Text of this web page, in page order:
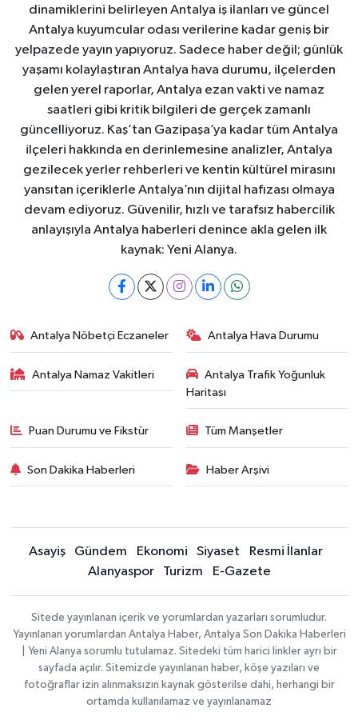
dinamiklerini belirleyen Antalya iş ilanları ve güncel
Antalya kuyumcular odası verilerine kadar geniş bir
yelpazede yayın yapıyoruz. Sadece haber değil; günlük
yaşamı kolaylaştıran Antalya hava durumu, ilçelerden
gelen yerel raporlar, Antalya ezan vakti ve namaz
saatleri gibi kritik bilgileri de gerçek zamanlı
güncelliyoruz. Kaş’tan Gazipaşa’ya kadar tüm Antalya
ilçeleri hakkında en derinlemesine analizler, Antalya
gezilecek yerler rehberleri ve kentin kültürel mirasını
yansıtan içeriklerle Antalya’nın dijital hafızası olmaya
devam ediyoruz. Güvenilir, hızlı ve tarafsız habercilik
anlayışıyla Antalya haberleri denince akla gelen ilk
kaynak: Yeni Alanya.
Antalya Nöbetçi Eczaneler Antalya Hava Durumu
Antalya Namaz Vakitleri
Antalya Trafik Yoğunluk
Haritası
Puan Durumu ve Fikstür Tüm Manşetler
Son Dakika Haberleri Haber Arşivi
Asayiş Gündem Ekonomi Siyaset
Resmi İlanlar
Alanyaspor
Turizm E-Gazete
Sitede yayınlanan içerik ve yorumlardan yazarları sorumludur.
Yayınlanan yorumlardan Antalya Haber, Antalya Son Dakika Haberleri
| Yeni Alanya sorumlu tutulamaz. Sitedeki tüm harici linkler ayrı bir
sayfada açılır. Sitemizde yayınlanan haber, köşe yazıları ve
fotoğraflar izin alınmaksızın kaynak gösterilse dahi, herhangi bir
ortamda kullanılamaz ve yayınlanamaz